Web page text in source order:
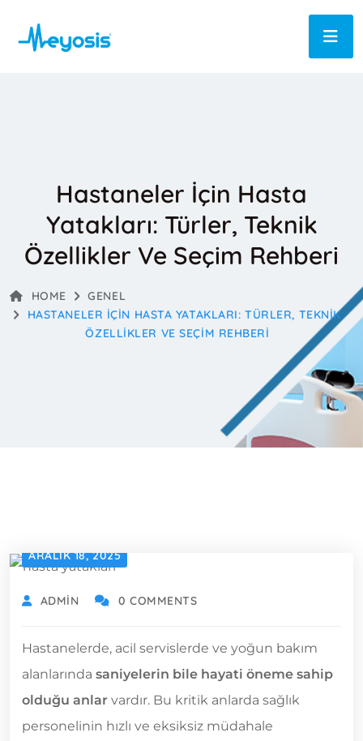
Hastaneler İçin Hasta
Yatakları: Türler, Teknik
Özellikler Ve Seçim Rehberi
HOME
GENEL
HASTANELER İÇIN HASTA YATAKLARI: TÜRLER, TEKNIK
ÖZELLIKLER VE SEÇIM REHBERI
ARALIK 18, 2025
ADMIN 0 COMMENTS
Hastanelerde, acil servislerde ve yoğun bakım
alanlarında saniyelerin bile hayati öneme sahip
olduğu anlar vardır. Bu kritik anlarda sağlık
personelinin hızlı ve eksiksiz müdahale